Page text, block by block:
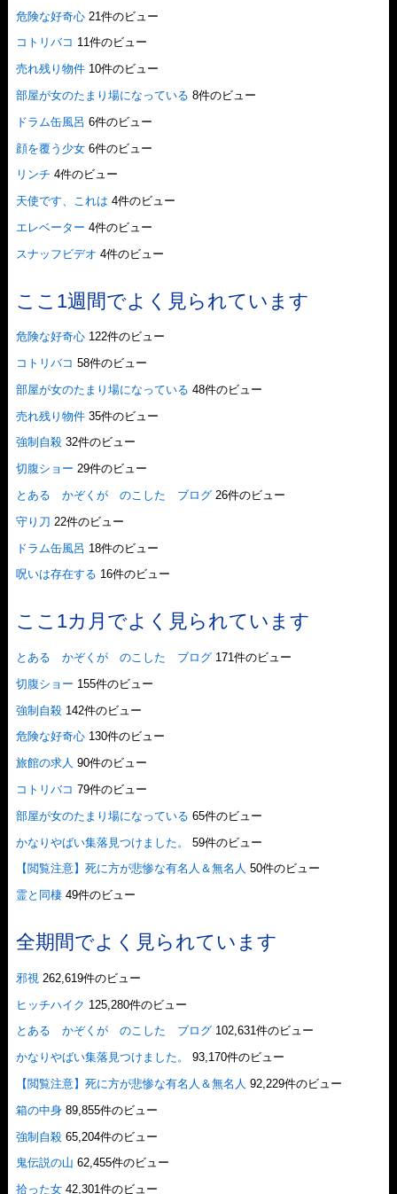
危険な好奇心 21件のビュー
コトリバコ 11件のビュー
売れ残り物件 10件のビュー
部屋が女のたまり場になっている 8件のビュー
ドラム缶風呂 6件のビュー
顔を覆う少女 6件のビュー
リンチ 4件のビュー
天使です、これは 4件のビュー
エレベーター 4件のビュー
スナッフビデオ 4件のビュー
ここ1週間でよく見られています
危険な好奇心 122件のビュー
コトリバコ 58件のビュー
部屋が女のたまり場になっている 48件のビュー
売れ残り物件 35件のビュー
強制自殺 32件のビュー
切腹ショー 29件のビュー
とある かぞくが のこした ブログ 26件のビュー
守り刀 22件のビュー
ドラム缶風呂 18件のビュー
呪いは存在する 16件のビュー
ここ1カ月でよく見られています
とある かぞくが のこした ブログ 171件のビュー
切腹ショー 155件のビュー
強制自殺 142件のビュー
危険な好奇心 130件のビュー
旅館の求人 90件のビュー
コトリバコ 79件のビュー
部屋が女のたまり場になっている 65件のビュー
かなりやばい集落見つけました。
59件のビュー
【閲覧注意】死に方が悲惨な有名人＆無名人 50件のビュー
霊と同棲 49件のビュー
全期間でよく見られています
邪視 262,619件のビュー
ヒッチハイク 125,280件のビュー
とある かぞくが のこした ブログ 102,631件のビュー
かなりやばい集落見つけました。
93,170件のビュー
【閲覧注意】死に方が悲惨な有名人＆無名人 92,229件のビュー
箱の中身 89,855件のビュー
強制自殺 65,204件のビュー
鬼伝説の山 62,455件のビュー
拾った女 42,301件のビュー